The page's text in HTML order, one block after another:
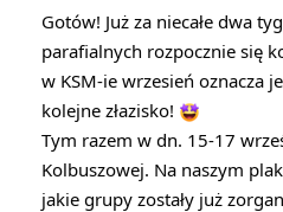
Gotów! Już za niecałe dwa
parafialnych rozpocznie się
w KSM-ie wrzesień oznacza
kolejne złazisko!
Tym razem w dn. 15-17
Kolbuszowej. Na naszym
jakie grupy zostały już